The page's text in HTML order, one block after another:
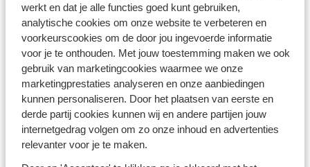
werkt en dat je alle functies goed kunt gebruiken,
analytische cookies om onze website te verbeteren en
voorkeurscookies om de door jou ingevoerde informatie
voor je te onthouden. Met jouw toestemming maken we ook
gebruik van marketingcookies waarmee we onze
marketingprestaties analyseren en onze aanbiedingen
kunnen personaliseren. Door het plaatsen van eerste en
derde partij cookies kunnen wij en andere partijen jouw
internetgedrag volgen om zo onze inhoud en advertenties
relevanter voor je te maken.
Vos vacances idéales au
ski
Découvrir